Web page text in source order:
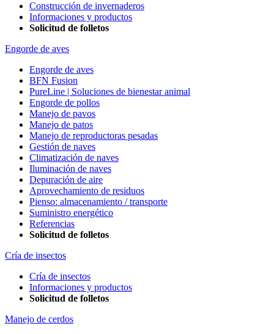
Construcción de invernaderos
Informaciones y productos
Solicitud de folletos
Engorde de aves
Engorde de aves
BFN Fusion
PureLine | Soluciones de bienestar animal
Engorde de pollos
Manejo de pavos
Manejo de patos
Manejo de reproductoras pesadas
Gestión de naves
Climatización de naves
Iluminación de naves
Depuración de aire
Aprovechamiento de residuos
Pienso: almacenamiento / transporte
Suministro energético
Referencias
Solicitud de folletos
Cría de insectos
Cría de insectos
Informaciones y productos
Solicitud de folletos
Manejo de cerdos